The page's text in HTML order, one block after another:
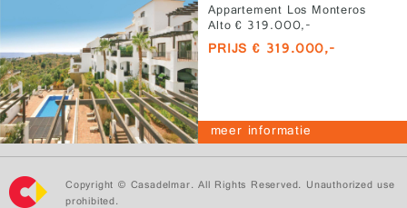
Appartement Los Monteros
Alto € 319.000,-
PRIJS € 319.000,-
meer informatie
Copyright © Casadelmar. All Rights Reserved. Unauthorized use
prohibited.